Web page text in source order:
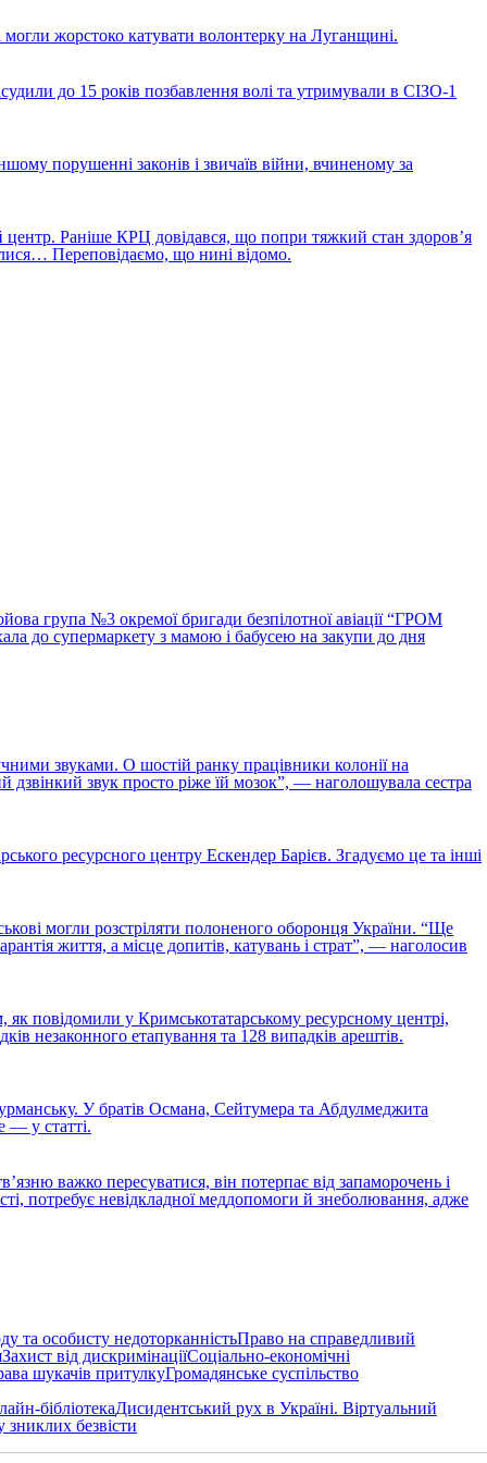
могли жорстоко катувати волонтерку на Луганщині.
до 15 років позбавлення волі та утримували в СІЗО-1
порушенні законів і звичаїв війни, вчиненому за
центр. Раніше КРЦ довідався, що попри тяжкий стан здоров’я
Переповідаємо, що нині відомо.
група №3 окремої бригади безпілотної авіації “ГРОМ
до супермаркету з мамою і бабусею на закупи до дня
звуками. О шостій ранку працівники колонії на
дзвінкий звук просто ріже їй мозок”, — наголошувала сестра
ресурсного центру Ескендер Барієв. Згадуємо це та інші
могли розстріляти полоненого оборонця України. “Ще
життя, а місце допитів, катувань і страт”, — наголосив
як повідомили у Кримськотатарському ресурсному центрі,
незаконного етапування та 128 випадків арештів.
У братів Османа, Сейтумера та Абдулмеджита
— у статті.
важко пересуватися, він потерпає від запаморочень і
потребує невідкладної меддопомоги й знеболювання, адже
та особисту недоторканністьПраво на справедливий
Захист від дискримінаціїСоціально-економічні
шукачів притулкуГромадянське суспільство
бібліотекаДисидентський рух в Україні. Віртуальний
зниклих безвісти